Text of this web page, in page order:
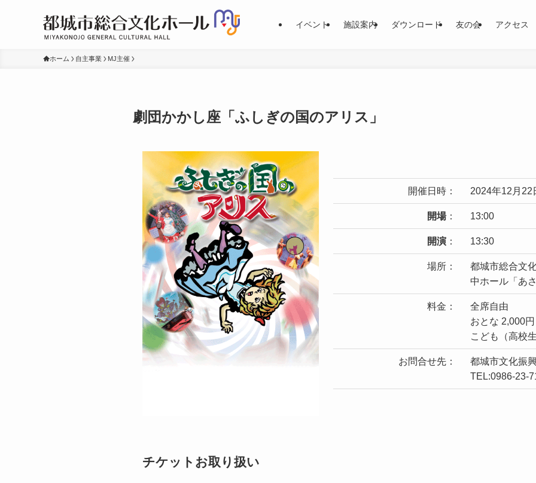
イベント 施設案内 ダウンロード 友の会 アクセス
ホーム 自主事業 MJ主催
劇団かかし座「ふしぎの国のアリス」
開催日時： 2024年12月22
開場： 13:00
開演 ： 13:30
場所：
都城市総合文
中ホール「あ
料金：
全席自由
おとな 2,000円
こども（高校
お問合せ先：
都城市文化振
TEL:0986-23-
チケットお取り扱い